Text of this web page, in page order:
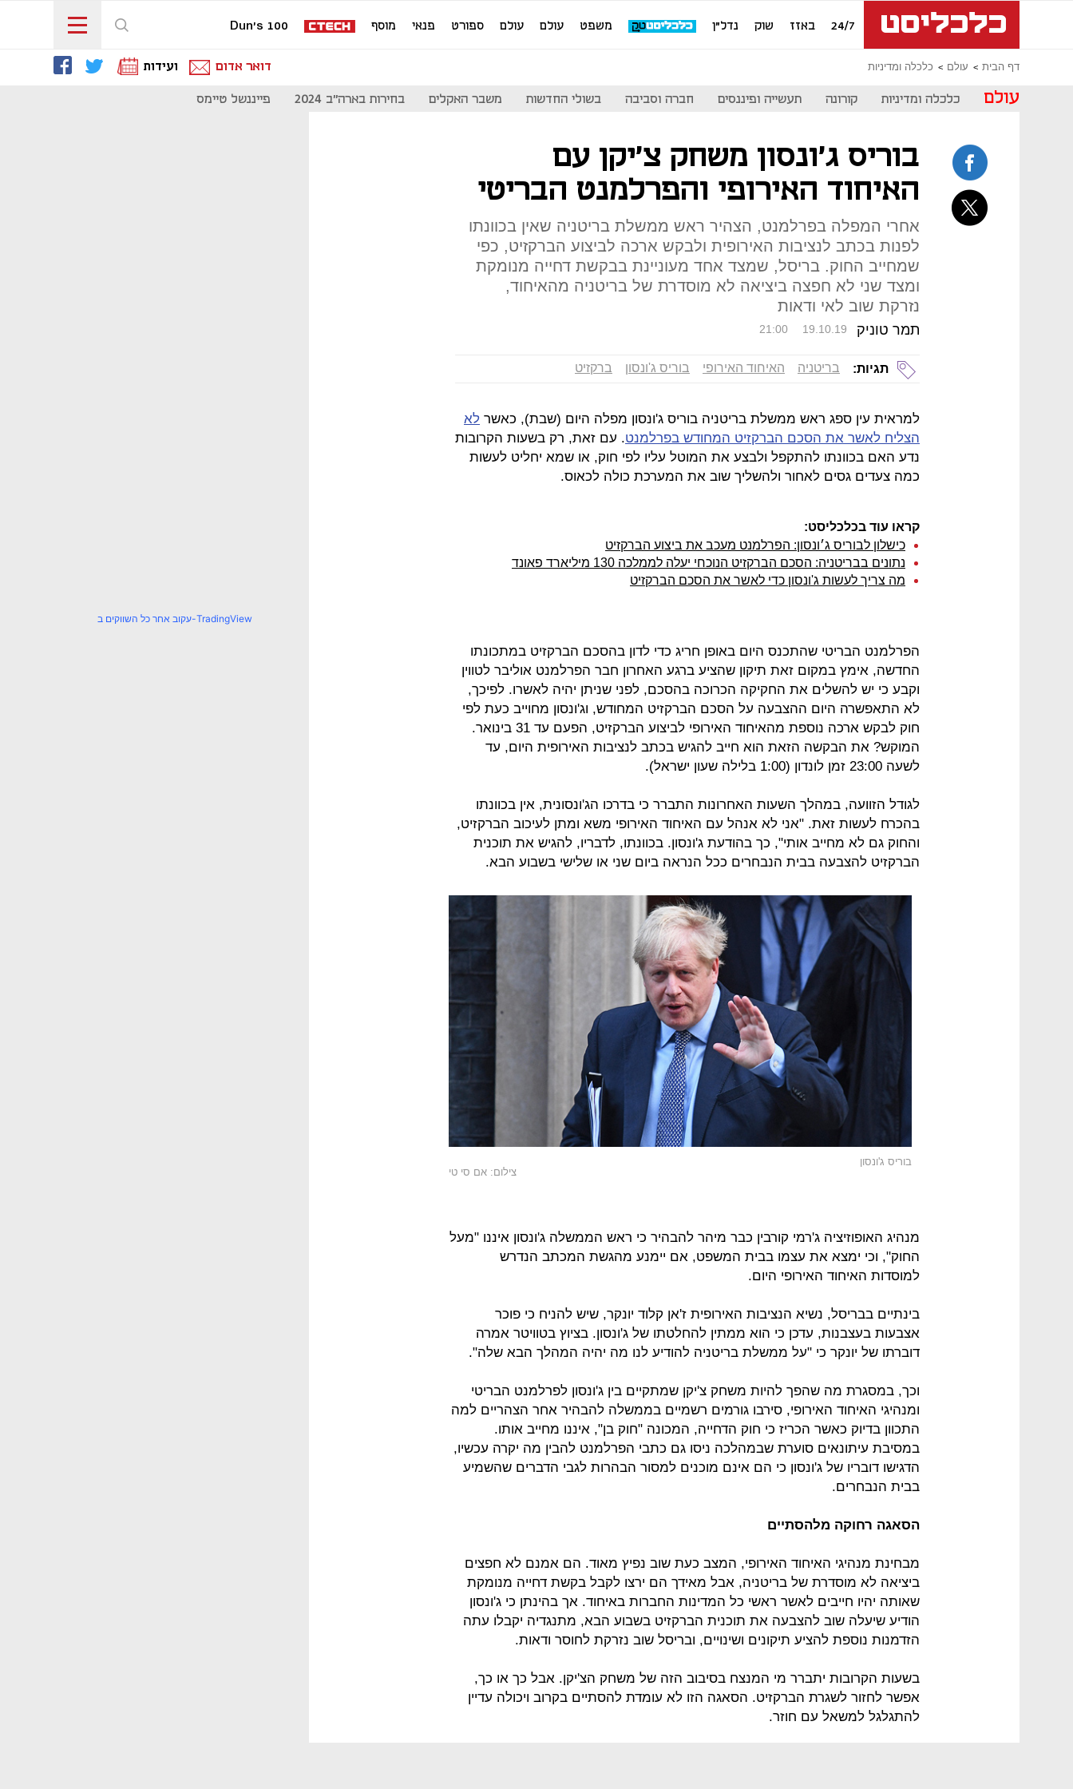
24/7 באזז שוק נדל"ן משפט עולם עולם ספורט פנאי מוסף Dun's 100
דף הבית עולם כלכלה ומדיניות דואר אדום ועידות
עולם כלכלה ומדיניות קורונה תעשייה ופיננסים חברה וסביבה בשולי החדשות משבר האקלים בחירות בארה"ב 2024 פייננשל טיימס
בוריס ג'ונסון משחק צ'יקן עם
האיחוד האירופי והפרלמנט הבריטי
אחרי המפלה בפרלמנט, הצהיר ראש ממשלת בריטניה שאין בכוונתו
לפנות בכתב לנציבות האירופית ולבקש ארכה לביצוע הברקזיט, כפי
שמחייב החוק. בריסל, שמצד אחד מעוניינת בבקשת דחייה מנומקת
ומצד שני לא חפצה ביציאה לא מוסדרת של בריטניה מהאיחוד,
נזרקת שוב לאי ודאות
תמר טוניק 21:00 19.10.19
תגיות: בריטניה האיחוד האירופי בוריס ג'ונסון ברקזיט
למראית עין ספג ראש ממשלת בריטניה בוריס ג'ונסון מפלה היום (שבת), כאשר לא
הצליח לאשר את הסכם הברקזיט המחודש בפרלמנט. עם זאת, רק בשעות הקרובות
נדע האם בכוונתו להתקפל ולבצע את המוטל עליו לפי חוק, או שמא יחליט לעשות
כמה צעדים גסים לאחור ולהשליך שוב את המערכת כולה לכאוס.
קראו עוד בכלכליסט:
כישלון לבוריס ג׳ונסון: הפרלמנט מעכב את ביצוע הברקזיט
נתונים בבריטניה: הסכם הברקזיט הנוכחי יעלה לממלכה 130 מיליארד פאונד
מה צריך לעשות ג'ונסון כדי לאשר את הסכם הברקזיט
הפרלמנט הבריטי שהתכנס היום באופן חריג כדי לדון בהסכם הברקזיט במתכונתו
החדשה, אימץ במקום זאת תיקון שהציע ברגע האחרון חבר הפרלמנט אוליבר לטווין
וקבע כי יש להשלים את החקיקה הכרוכה בהסכם, לפני שניתן יהיה לאשרו. לפיכך,
לא התאפשרה היום ההצבעה על הסכם הברקזיט המחודש, וג'ונסון מחוייב כעת לפי
חוק לבקש ארכה נוספת מהאיחוד האירופי לביצוע הברקזיט, הפעם עד 31 בינואר.
המוקש? את הבקשה הזאת הוא חייב להגיש בכתב לנציבות האירופית היום, עד
לשעה 23:00 זמן לונדון (1:00 בלילה שעון ישראל).
לגודל הזוועה, במהלך השעות האחרונות התברר כי בדרכו הג'ונסונית, אין בכוונתו
בהכרח לעשות זאת. "אני לא אנהל עם האיחוד האירופי משא ומתן לעיכוב הברקזיט,
והחוק גם לא מחייב אותי", כך בהודעת ג'ונסון. בכוונתו, לדבריו, להגיש את תוכנית
הברקזיט להצבעה בבית הנבחרים ככל הנראה ביום שני או שלישי בשבוע הבא.
בוריס ג'ונסון
צילום: אם סי טי
מנהיג האופוזיציה ג'רמי קורבין כבר מיהר להבהיר כי ראש הממשלה ג'ונסון איננו "מעל
החוק", וכי ימצא את עצמו בבית המשפט, אם יימנע מהגשת המכתב הנדרש
למוסדות האיחוד האירופי היום.
בינתיים בבריסל, נשיא הנציבות האירופית ז'אן קלוד יונקר, שיש להניח כי פוכר
אצבעות בעצבנות, עדכן כי הוא ממתין להחלטתו של ג'ונסון. בציוץ בטוויטר אמרה
דוברתו של יונקר כי "על ממשלת בריטניה להודיע לנו מה יהיה המהלך הבא שלה".
וכך, במסגרת מה שהפך להיות משחק צ'יקן שמתקיים בין ג'ונסון לפרלמנט הבריטי
ומנהיגי האיחוד האירופי, סירבו גורמים רשמיים בממשלה להבהיר אחר הצהריים למה
התכוון בדיוק כאשר הכריז כי חוק הדחייה, המכונה "חוק בן", איננו מחייב אותו.
במסיבת עיתונאים סוערת שבמהלכה ניסו גם כתבי הפרלמנט להבין מה יקרה עכשיו,
הדגישו דובריו של ג'ונסון כי הם אינם מוכנים למסור הבהרות לגבי הדברים שהשמיע
בבית הנבחרים.
הסאגה רחוקה מלהסתיים
מבחינת מנהיגי האיחוד האירופי, המצב כעת שוב נפיץ מאוד. הם אמנם לא חפצים
ביציאה לא מוסדרת של בריטניה, אבל מאידך הם ירצו לקבל בקשת דחייה מנומקת
שאותה יהיו חייבים לאשר ראשי כל המדינות החברות באיחוד. אך בהינתן כי ג'ונסון
הודיע שיעלה שוב להצבעה את תוכנית הברקזיט בשבוע הבא, מתנגדיה יקבלו עתה
הזדמנות נוספת להציע תיקונים ושינויים, ובריסל שוב נזרקת לחוסר ודאות.
בשעות הקרובות יתברר מי המנצח בסיבוב הזה של משחק הצ'יקן. אבל כך או כך,
אפשר לחזור לשגרת הברקזיט. הסאגה הזו לא עומדת להסתיים בקרוב ויכולה עדיין
להתגלגל למשאל עם חוזר.
עקוב אחר כל השווקים ב-TradingView